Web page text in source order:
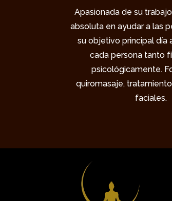
Apasionada de su
absoluta en ayudar a las
su objetivo principal día
cada persona tanto
psicológicamente.
quiromasaje,
faciales.